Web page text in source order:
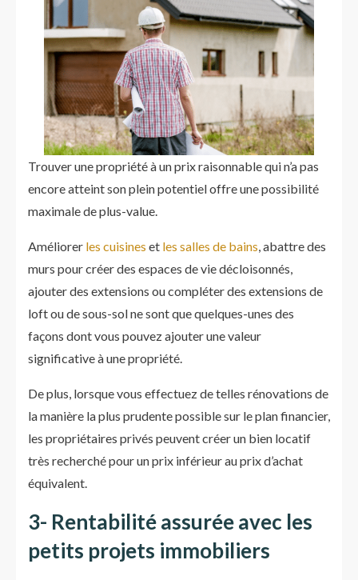
Trouver une propriété à un prix raisonnable qui n’a pas
encore atteint son plein potentiel offre une possibilité
maximale de plus-value.
Améliorer les cuisines et les salles de bains, abattre des
murs pour créer des espaces de vie décloisonnés,
ajouter des extensions ou compléter des extensions de
loft ou de sous-sol ne sont que quelques-unes des
façons dont vous pouvez ajouter une valeur
significative à une propriété.
De plus, lorsque vous effectuez de telles rénovations de
la manière la plus prudente possible sur le plan financier,
les propriétaires privés peuvent créer un bien locatif
très recherché pour un prix inférieur au prix d’achat
équivalent.
3- Rentabilité assurée avec les
petits projets immobiliers